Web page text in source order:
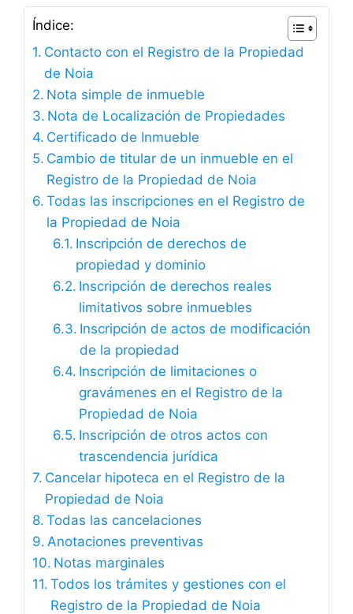
Índice:
Contacto con el Registro de la Propiedad
de Noia
Nota simple de inmueble
Nota de Localización de Propiedades
Certificado de Inmueble
Cambio de titular de un inmueble en el
Registro de la Propiedad de Noia
Todas las inscripciones en el Registro de
la Propiedad de Noia
Inscripción de derechos de
propiedad y dominio
Inscripción de derechos reales
limitativos sobre inmuebles
Inscripción de actos de modificación
de la propiedad
Inscripción de limitaciones o
gravámenes en el Registro de la
Propiedad de Noia
Inscripción de otros actos con
trascendencia jurídica
Cancelar hipoteca en el Registro de la
Propiedad de Noia
Todas las cancelaciones
Anotaciones preventivas
Notas marginales
Todos los trámites y gestiones con el
Registro de la Propiedad de Noia